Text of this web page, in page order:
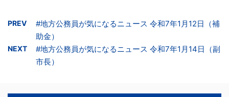
PREV
#地方公務員が気になるニュース 令和7年1月12日（補
助金）
NEXT
#地方公務員が気になるニュース 令和7年1月14日（副
市長）